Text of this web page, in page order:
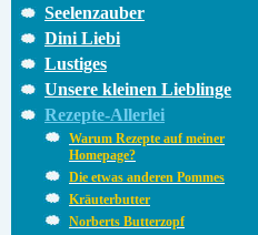
Seelenzauber
Dini Liebi
Lustiges
Unsere kleinen Lieblinge
Rezepte-Allerlei
Warum Rezepte auf meiner
Homepage?
Die etwas anderen Pommes
Kräuterbutter
Norberts Butterzopf